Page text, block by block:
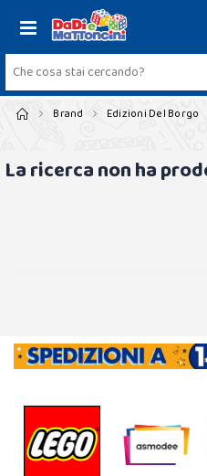
Brand Edizioni Del Borgo
La ricerca non ha